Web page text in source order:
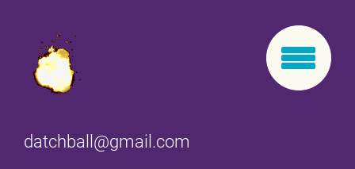
datchball@gmail.com